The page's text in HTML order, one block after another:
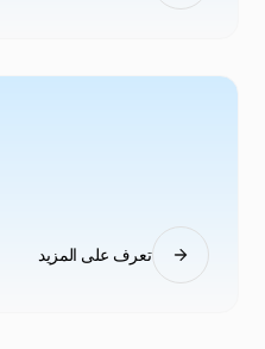
تعرف على المزيد